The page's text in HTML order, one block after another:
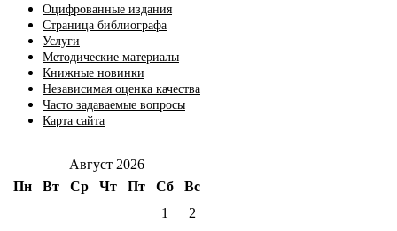
Оцифрованные издания
Страница библиографа
Услуги
Методические материалы
Книжные новинки
Независимая оценка качества
Часто задаваемые вопросы
Карта сайта
Август 2026
Пн
Вт Ср Чт Пт Сб
Вс
1
2